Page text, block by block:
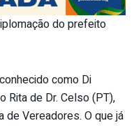
do prefeito
como Di
Rita de Dr. Celso (PT),
de Vereadores. O que já